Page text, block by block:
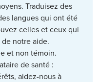
Traduisez des
langues qui ont été
celles et ceux qui
notre aide.
et non témoin.
de santé :
aidez-nous à